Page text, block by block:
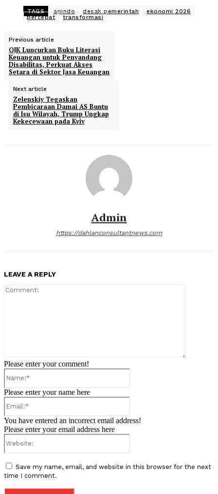
TAGS apindo desak pemerintah
ekonomi 2026
percepat
transformasi
Previous article
OJK Luncurkan Buku Literasi
Keuangan untuk Penyandang
Disabilitas, Perkuat Akses
Setara di Sektor Jasa Keuangan
Next article
Zelenskiy Tegaskan
Pembicaraan Damai AS Buntu
di Isu Wilayah, Trump Ungkap
Kekecewaan pada Kyiv
Admin
https://dahlanconsultantnews.com
LEAVE A REPLY
Please enter your comment!
Please enter your name here
You have entered an incorrect email address!
Please enter your email address here
Save my name, email, and website in this browser for the next
time I comment.